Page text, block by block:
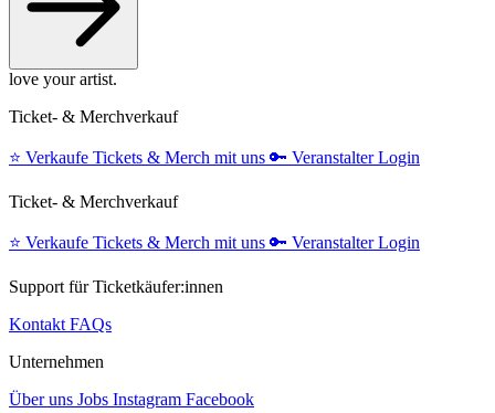
love your artist.
Ticket- & Merchverkauf
⭐️ Verkaufe Tickets & Merch mit uns 🔑 Veranstalter Login
Ticket- & Merchverkauf
⭐️ Verkaufe Tickets & Merch mit uns 🔑 Veranstalter Login
Support für Ticketkäufer:innen
Kontakt FAQs
Unternehmen
Über uns Jobs Instagram Facebook